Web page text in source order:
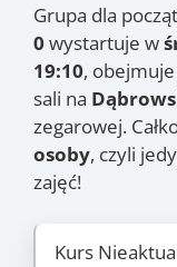
Grupa dla
0 wystartuje w
19:10,
sali na
zegarowej.
osoby, czyli
zajęć!
Kurs